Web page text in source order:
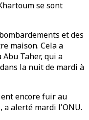
se sont
et des
maison. Cela a
Taher, qui a
la nuit de mardi à
encore fuir au
a alerté mardi l'ONU.